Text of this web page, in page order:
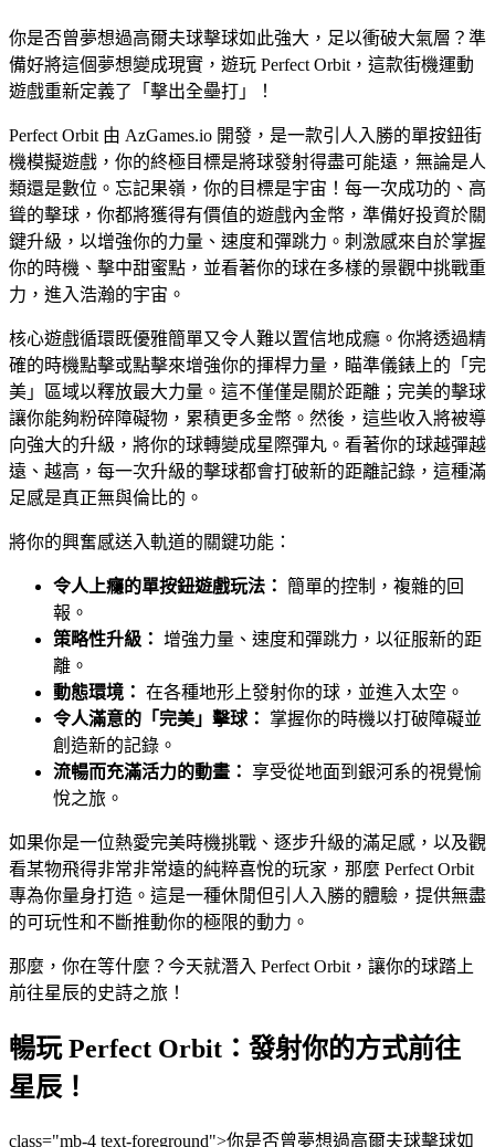
你是否曾夢想過高爾夫球擊球如此強大，足以衝破大氣層？準
備好將這個夢想變成現實，遊玩 Perfect Orbit，這款街機運動
遊戲重新定義了「擊出全壘打」！
Perfect Orbit 由 AzGames.io 開發，是一款引人入勝的單按鈕街
機模擬遊戲，你的終極目標是將球發射得盡可能遠，無論是人
類還是數位。忘記果嶺，你的目標是宇宙！每一次成功的、高
聳的擊球，你都將獲得有價值的遊戲內金幣，準備好投資於關
鍵升級，以增強你的力量、速度和彈跳力。刺激感來自於掌握
你的時機、擊中甜蜜點，並看著你的球在多樣的景觀中挑戰重
力，進入浩瀚的宇宙。
核心遊戲循環既優雅簡單又令人難以置信地成癮。你將透過精
確的時機點擊或點擊來增強你的揮桿力量，瞄準儀錶上的「完
美」區域以釋放最大力量。這不僅僅是關於距離；完美的擊球
讓你能夠粉碎障礙物，累積更多金幣。然後，這些收入將被導
向強大的升級，將你的球轉變成星際彈丸。看著你的球越彈越
遠、越高，每一次升級的擊球都會打破新的距離記錄，這種滿
足感是真正無與倫比的。
將你的興奮感送入軌道的關鍵功能：
令人上癮的單按鈕遊戲玩法： 簡單的控制，複雜的回
報。
策略性升級： 增強力量、速度和彈跳力，以征服新的距
離。
動態環境： 在各種地形上發射你的球，並進入太空。
令人滿意的「完美」擊球：
掌握你的時機以打破障礙並
創造新的記錄。
流暢而充滿活力的動畫： 享受從地面到銀河系的視覺愉
悅之旅。
如果你是一位熱愛完美時機挑戰、逐步升級的滿足感，以及觀
看某物飛得非常非常遠的純粹喜悅的玩家，那麼 Perfect Orbit
專為你量身打造。這是一種休閒但引人入勝的體驗，提供無盡
的可玩性和不斷推動你的極限的動力。
那麼，你在等什麼？今天就潛入 Perfect Orbit，讓你的球踏上
前往星辰的史詩之旅！
暢玩 Perfect Orbit：發射你的方式前往
星辰！
class="mb-4 text-foreground">你是否曾夢想過高爾夫球擊球如